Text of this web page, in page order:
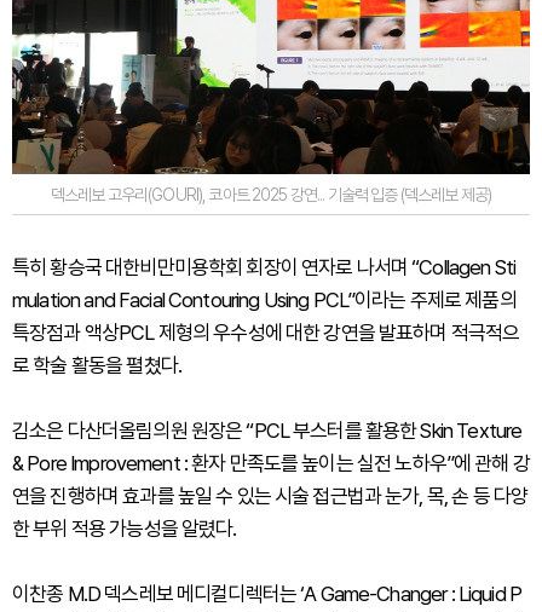
덱스레보 고우리(GOURI), 코아트 2025 강연... 기술력 입증 (덱스레보 제공)
특히 황승국 대한비만미용학회 회장이 연자로 나서며 “Collagen Sti
mulation and Facial Contouring Using PCL”이라는 주제로 제품의
특장점과 액상PCL 제형의 우수성에 대한 강연을 발표하며 적극적으
로 학술 활동을 펼쳤다.
김소은 다산더올림의원 원장은 “PCL 부스터를 활용한 Skin Texture
& Pore Improvement : 환자 만족도를 높이는 실전 노하우”에 관해 강
연을 진행하며 효과를 높일 수 있는 시술 접근법과 눈가, 목, 손 등 다양
한 부위 적용 가능성을 알렸다.
이찬종 M.D 덱스레보 메디컬디렉터는 ‘A Game-Changer : Liquid P